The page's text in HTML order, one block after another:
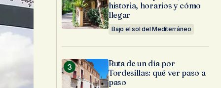
historia, horarios y cómo
llegar
Bajo el sol del Mediterráneo
Ruta de un día por
Tordesillas: qué ver paso a
paso